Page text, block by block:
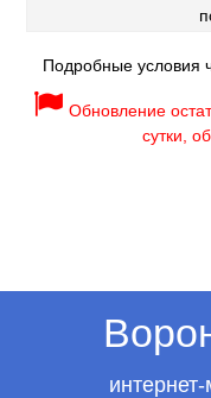
Подробные условия
Обновление
сутки,